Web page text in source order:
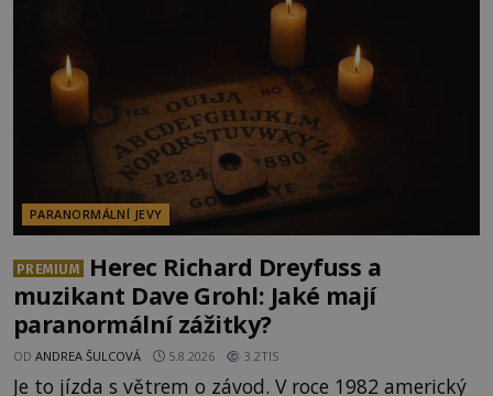
PARANORMÁLNÍ JEVY
PREMIUM
Herec Richard Dreyfuss a
muzikant Dave Grohl: Jaké mají
paranormální zážitky?
OD ANDREA ŠULCOVÁ 5.8.2026 3.2TIS
Je to jízda s větrem o závod. V roce 1982 americký